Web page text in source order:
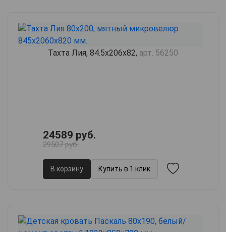
Тахта Лия, 84.5х206х82, арт. 56250
24589 руб.
29507 руб.
В корзину Купить в 1 клик